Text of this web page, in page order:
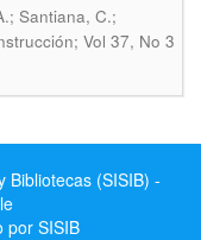
Santiana, C.;
Vol 37, No 3
Bibliotecas (SISIB) -
por SISIB